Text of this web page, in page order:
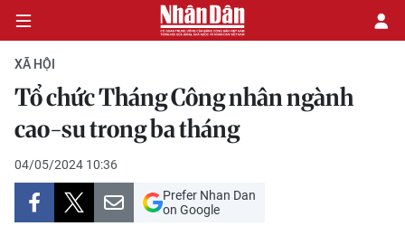
CHÍNH TRỊ
KINH TẾ
VĂN HÓA
XÃ HỘI
Tổ chức Tháng Công nhân ngành
cao-su trong ba tháng
04/05/2024 10:36
Prefer Nhan Dan
on Google